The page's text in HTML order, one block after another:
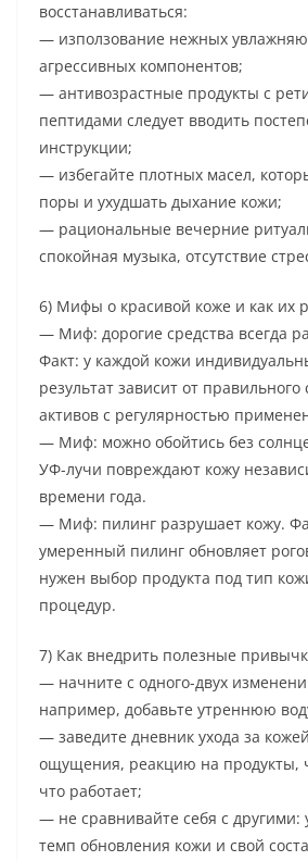
восстанавливаться:
— използование нежных
агрессивных компонентов;
— антивозрастные продукты с
пептидами следует вводить
инструкции;
— избегайте плотных масел,
поры и ухудшать дыхание кожи;
— рациональные вечерние
спокойная музыка, отсутствие
6) Мифы о красивой коже и как их
— Миф: дорогие средства всегда
Факт: у каждой кожи
результат зависит от правильного
активов с регулярностью
— Миф: можно обойтись без
УФ-лучи повреждают кожу
времени года.
— Миф: пилинг разрушает кожу.
умеренный пилинг обновляет
нужен выбор продукта под тип
процедур.
7) Как внедрить полезные
— начните с одного-двух
например, добавьте утреннюю
— заведите дневник ухода за
ощущения, реакцию на продукты,
что работает;
— не сравнивайте себя с другими:
темп обновления кожи и свой